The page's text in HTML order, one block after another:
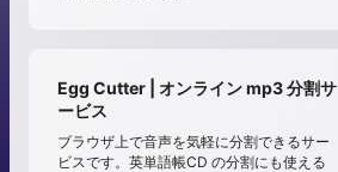
Egg Cutter | オンライン mp3 分割サ
ービス
ブラウザ上で音声を気軽に分割できるサー
ビスです。英単語帳CD の分割にも使える